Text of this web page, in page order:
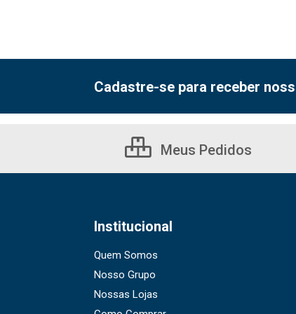
Cadastre-se para receber
Meus Pedidos
Institucional
Quem Somos
Nosso Grupo
Nossas Lojas